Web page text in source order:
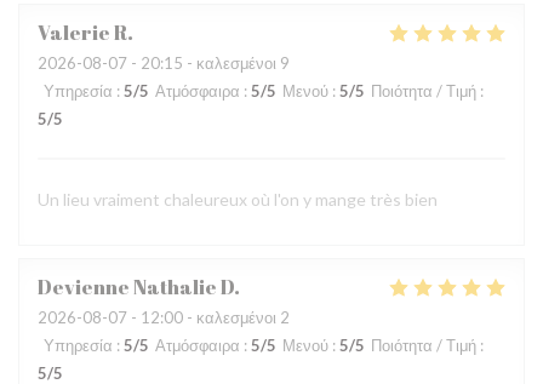
ValerieR
2026-08-07 - 20:15 - καλεσμένοι 9
Υπηρεσία : 5/5 Ατμόσφαιρα : 5/5 Μενού : 5/5 Ποιότητα / Τιμή :
5/5
Un lieu vraiment chaleureux où l'on y mange très bien
Devienne NathalieD
2026-08-07 - 12:00 - καλεσμένοι 2
Υπηρεσία : 5/5 Ατμόσφαιρα : 5/5 Μενού : 5/5 Ποιότητα / Τιμή :
5/5